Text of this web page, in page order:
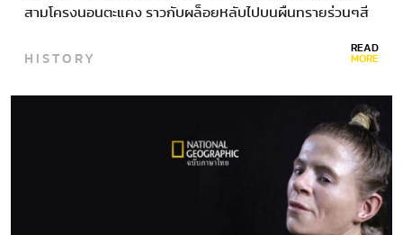
สามโครงนอนตะแคง ราวกับผล็อยหลับไปบนผืนทรายร่วนๆสี
ท้ายๆ…
HISTORY READ
MORE